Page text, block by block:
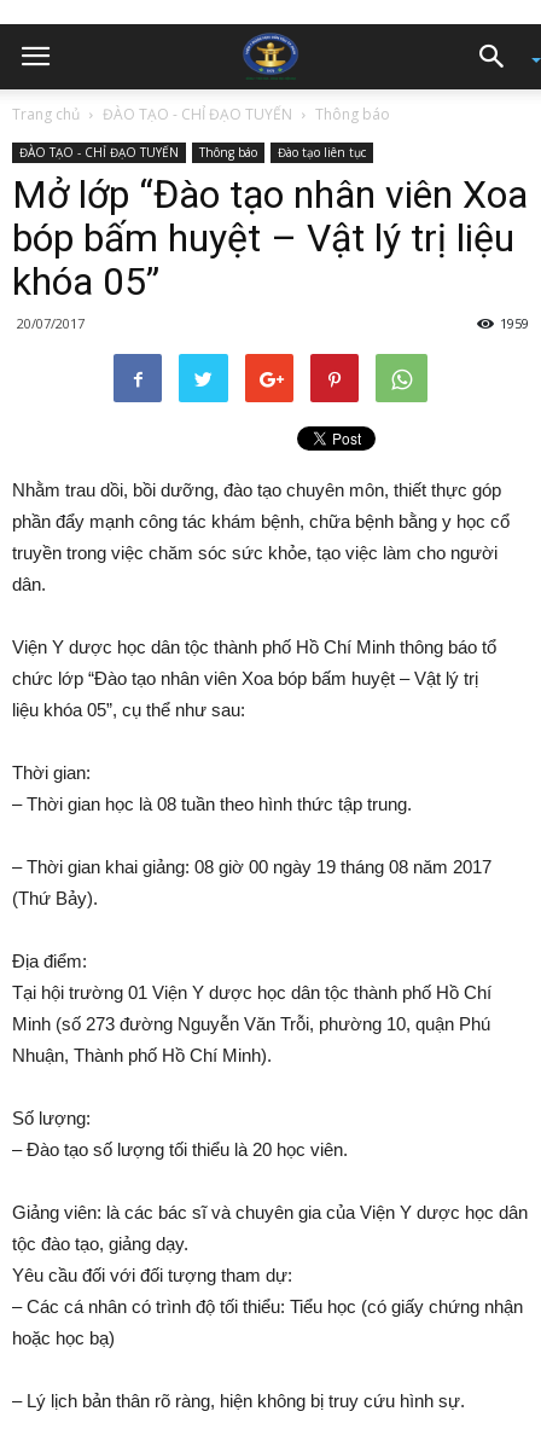
Trang chủ ĐÀO TẠO - CHỈ ĐẠO TUYẾN Thông báo
ĐÀO TẠO - CHỈ ĐẠO TUYẾN Thông báo Đào tạo liên tục
Mở lớp “Đào tạo nhân viên Xoa
bóp bấm huyệt – Vật lý trị liệu
khóa 05”
20/07/2017 1959
Nhằm trau dồi, bồi dưỡng, đào tạo chuyên môn, thiết thực góp
phần đẩy mạnh công tác khám bệnh, chữa bệnh bằng y học cổ
truyền trong việc chăm sóc sức khỏe, tạo việc làm cho người
dân.
Viện Y dược học dân tộc thành phố Hồ Chí Minh thông báo tổ
chức lớp “Đào tạo nhân viên Xoa bóp bấm huyệt – Vật lý trị
liệu khóa 05”, cụ thể như sau:
Thời gian:
– Thời gian học là 08 tuần theo hình thức tập trung.
– Thời gian khai giảng: 08 giờ 00 ngày 19 tháng 08 năm 2017
(Thứ Bảy).
Địa điểm:
Tại hội trường 01 Viện Y dược học dân tộc thành phố Hồ Chí
Minh (số 273 đường Nguyễn Văn Trỗi, phường 10, quận Phú
Nhuận, Thành phố Hồ Chí Minh).
Số lượng:
– Đào tạo số lượng tối thiểu là 20 học viên.
Giảng viên: là các bác sĩ và chuyên gia của Viện Y dược học dân
tộc đào tạo, giảng dạy.
Yêu cầu đối với đối tượng tham dự:
– Các cá nhân có trình độ tối thiểu: Tiểu học (có giấy chứng nhận
hoặc học bạ)
– Lý lịch bản thân rõ ràng, hiện không bị truy cứu hình sự.